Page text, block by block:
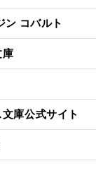
コバルト
庫
庫公式サイト